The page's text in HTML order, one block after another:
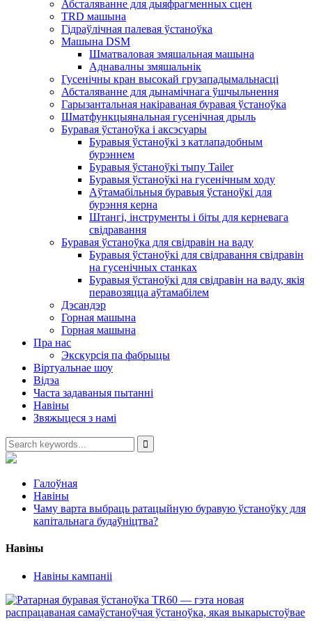
Абсталяванне для дыяфрагменных сцен
TRD машына
Гідраўлічная палевая ўстаноўка
Машына DSM
Шматваловая змяшальная машына
Аднавалны змяшальнік
Гусенічны кран высокай грузападымальнасці
Абсталяванне для дынамічнага ўшчыльнення
Гарызантальная накіраваная буравая ўстаноўка
Шматфункцыянальная гусенічная дрыль
Буравая ўстаноўка і аксэсуары
Буравыя ўстаноўкі з катлападобным
бурэннем
Буравыя ўстаноўкі тыпу Tailer
Буравыя ўстаноўкі на гусенічным ходу
Аўтамабільныя буравыя ўстаноўкі для
бурэння керна
Штангі, інструменты і біты для керневага
свідравання
Буравая ўстаноўка для свідравін на ваду
Буравыя ўстаноўкі для свідравання свідравін
на гусенічных станках
Буравыя ўстаноўкі для свідравін на ваду, якія
перавозяцца аўтамабілем
Дэсандэр
Горная машына
Горная машына
Пра нас
Экскурсія па фабрыцы
Віртуальнае шоу
Відэа
Часта задаваныя пытанні
Навіны
Звяжыцеся з намі
Галоўная
Навіны
Чаму варта выбраць ратацыйную буравую ўстаноўку для
капітальнага будаўніцтва?
Навіны
Навіны кампаніі